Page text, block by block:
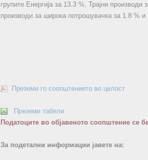
групите Енергија за 13.3 %, Трајни
производи за широка потрошувачка за 1.8 %
Преземи го соопштението во целост
Преземи табели
Податоците во објавеното соопштение се
За подетални информации јавете на: